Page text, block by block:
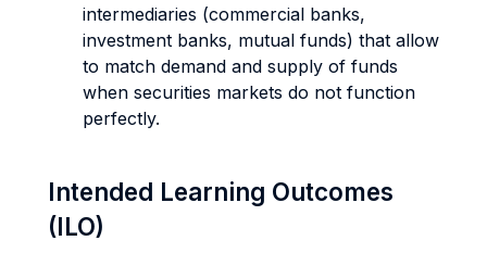
intermediaries (commercial banks,
investment banks, mutual funds) that allow
to match demand and supply of funds
when securities markets do not function
perfectly.
Intended Learning Outcomes
(ILO)